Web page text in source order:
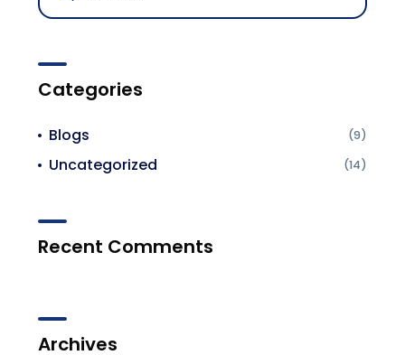
Categories
Blogs (9)
Uncategorized (14)
Recent Comments
Archives